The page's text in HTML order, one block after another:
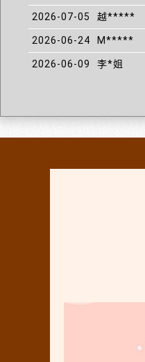
2026-07-05 越*****
2026-06-24 M*****
2026-06-09 李*姐